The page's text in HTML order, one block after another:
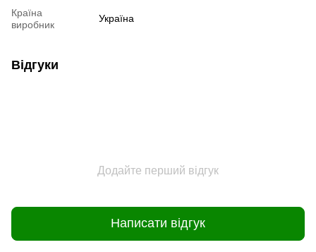
Країна
виробник
Україна
Відгуки
Додайте перший відгук
Написати відгук